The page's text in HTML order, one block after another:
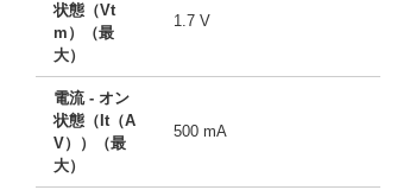
状態（Vt
m）（最
大）
1.7 V
電流 - オン
状態（It（A
V））（最
大）
500 mA